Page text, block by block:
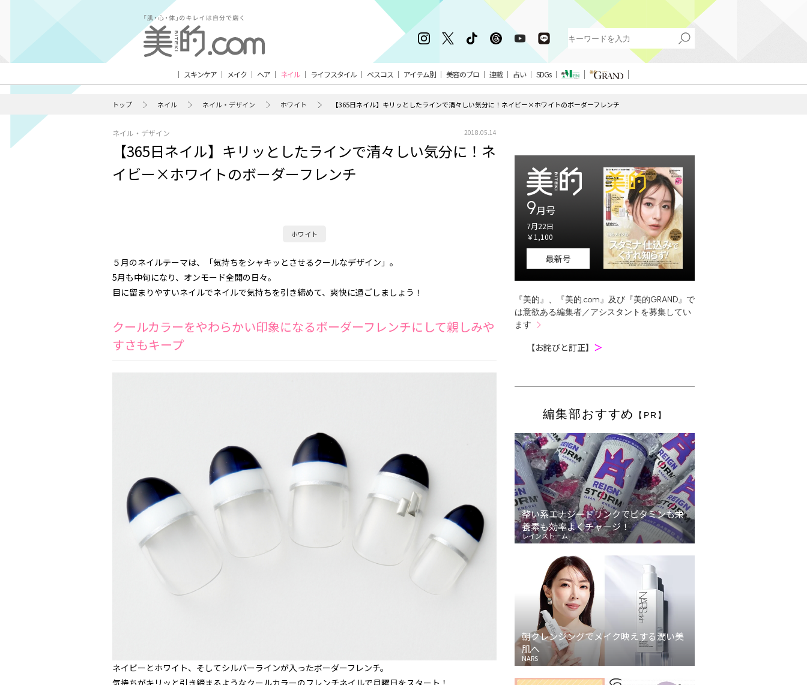
スキンケア メイク ヘア ネイル ライフスタイル ベスコス アイテム別 美容のプロ 連載 占い SDGs
トップ ネイル ネイル・デザイン ホワイト 【365日ネイル】キリッとしたラインで清々しい気分に！ネイビー×ホワイトのボーダーフレンチ
ネイル・デザイン 2018.05.14
【365日ネイル】キリッとしたラインで清々しい気分に！ネ
イビー×ホワイトのボーダーフレンチ
ホワイト
５月のネイルテーマは、「気持ちをシャキッとさせるクールなデザイン」。
5月も中旬になり、オンモード全開の日々。
目に留まりやすいネイルでネイルで気持ちを引き締めて、爽快に過ごしましょう！
クールカラーをやわらかい印象になるボーダーフレンチにして親しみや
すさもキープ
ネイビーとホワイト、そしてシルバーラインが入ったボーダーフレンチ。
9月号
7月22日
￥1,100
最新号
『美的』、『美的.com』及び『美的GRAND』で
は意欲ある編集者／アシスタントを募集してい
ます
【お詫びと訂正】 ＞
編集部おすすめ 【PR】
整い系エナジードリンクでビタミンも栄
養素も効率よくチャージ！
レインストーム
朝クレンジングでメイク映えする潤い美
肌へ
NARS